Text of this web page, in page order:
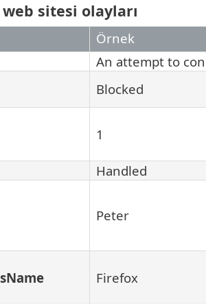
sitesi olayları
Örnek
An attempt to
Blocked
1
Handled
Peter
Firefox